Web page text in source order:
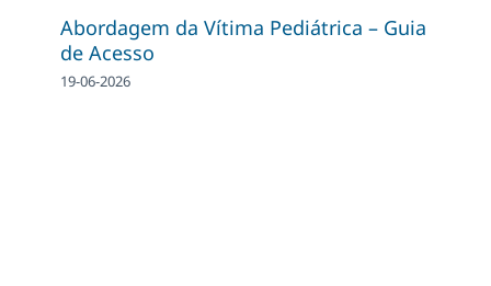
Abordagem da Vítima Pediátrica – Guia
de Acesso
19-06-2026